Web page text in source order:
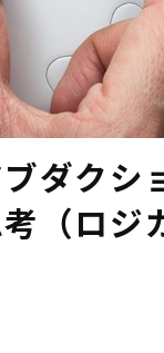
ダクシ
（ロジ